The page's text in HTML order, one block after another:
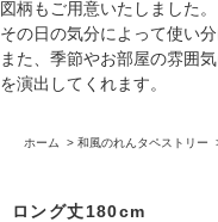
図柄もご用意いたしました。
その日の気分によって使い
また、季節やお部屋の雰囲
を演出してくれます。
ホーム > 和風のれんタペストリー
ロング丈180cm